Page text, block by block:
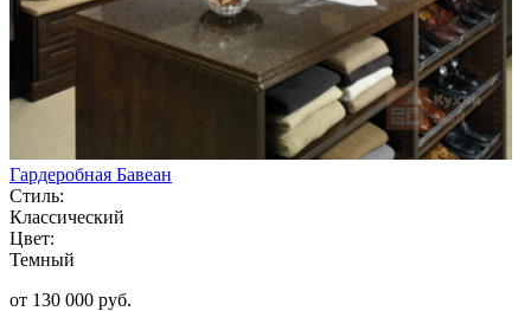
Гардеробная Бавеан
Стиль:
Классический
Цвет:
Темный
от 130 000 руб.